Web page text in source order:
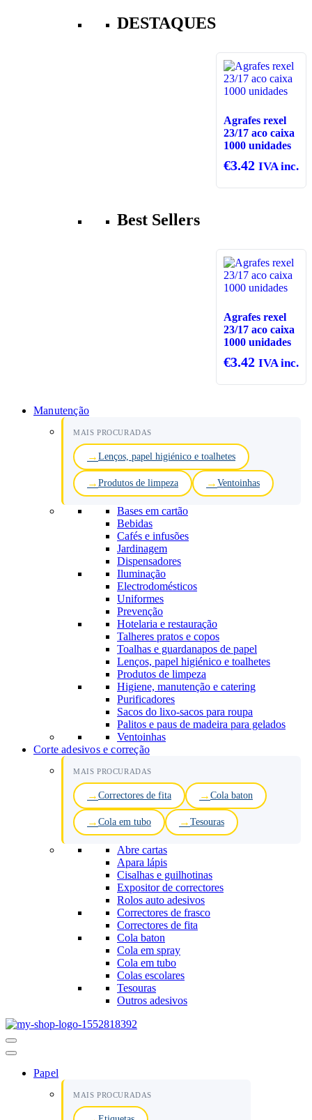
DESTAQUES
Agrafes rexel
23/17 aco caixa
1000 unidades
€3.42 IVA inc.
Best Sellers
Agrafes rexel
23/17 aco caixa
1000 unidades
€3.42 IVA inc.
Manutenção
MAIS PROCURADAS
Lenços, papel higiénico e toalhetes
Produtos de limpeza Ventoinhas
Bases em cartão
Bebidas
Cafés e infusões
Jardinagem
Dispensadores
Iluminação
Electrodomésticos
Uniformes
Prevenção
Hotelaria e restauração
Talheres pratos e copos
Toalhas e guardanapos de papel
Lenços, papel higiénico e toalhetes
Produtos de limpeza
Higiene, manutenção e catering
Purificadores
Sacos do lixo-sacos para roupa
Palitos e paus de madeira para gelados
Ventoinhas
Corte adesivos e correção
MAIS PROCURADAS
Correctores de fita Cola baton
Cola em tubo Tesouras
Abre cartas
Apara lápis
Cisalhas e guilhotinas
Expositor de correctores
Rolos auto adesivos
Correctores de frasco
Correctores de fita
Cola baton
Cola em spray
Cola em tubo
Colas escolares
Tesouras
Outros adesivos
Menu
de
Papel
MAIS PROCURADAS